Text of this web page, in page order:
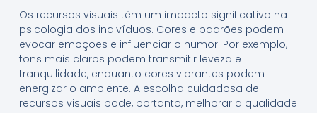
Os recursos visuais têm um impacto significativo na
psicologia dos indivíduos. Cores e padrões podem
evocar emoções e influenciar o humor. Por exemplo,
tons mais claros podem transmitir leveza e
tranquilidade, enquanto cores vibrantes podem
energizar o ambiente. A escolha cuidadosa de
recursos visuais pode, portanto, melhorar a qualidade